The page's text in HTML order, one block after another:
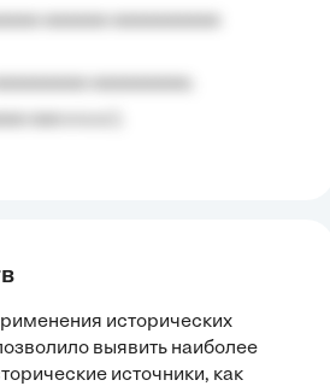
исторических
выявить наиболее
источники, как